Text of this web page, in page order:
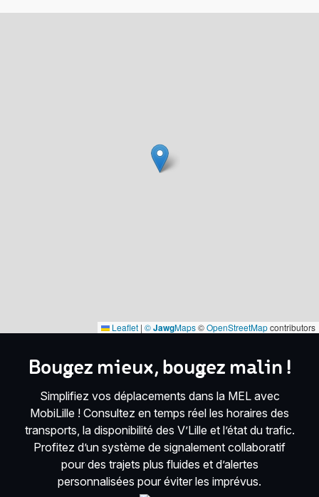
Leaflet | ©JawgMaps©OpenStreetMapcontributors
Bougez mieux, bougez malin !
Simplifiez vos déplacements dans la MEL avec
MobiLille ! Consultez en temps réel les horaires des
transports, la disponibilité des V’Lille et l’état du trafic.
Profitez d’un système de signalement collaboratif
pour des trajets plus fluides et d’alertes
personnalisées pour éviter les imprévus.